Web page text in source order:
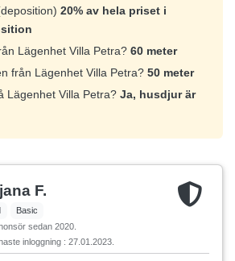
20% av hela priset i
Lägenhet Villa Petra? 60 meter
från Lägenhet Villa Petra? 50 meter
Lägenhet Villa Petra? Ja, husdjur är
F.
Basic
sedan 2020.
inloggning : 27.01.2023.